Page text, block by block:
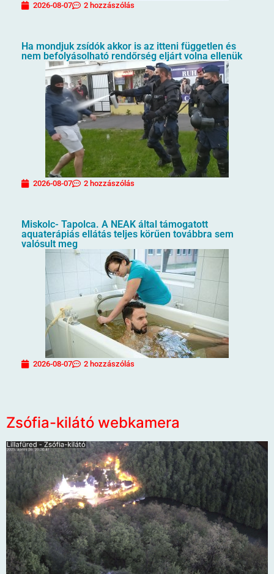
2026-08-07 2 hozzászólás
Ha mondjuk zsídók akkor is az itteni független és
nem befolyásolható rendőrség eljárt volna ellenük
2026-08-07 2 hozzászólás
Miskolc- Tapolca. A NEAK által támogatott
aquaterápiás ellátás teljes körűen továbbra sem
valósult meg
2026-08-07 2 hozzászólás
Zsófia-kilátó webkamera